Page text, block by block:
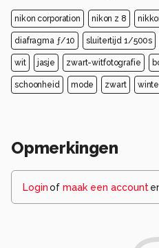
nikon corporation nikon z 8
diafragma ƒ/10 sluitertijd 1/500s
wit jasje zwart-witfotografie
schoonheid mode zwart
Opmerkingen
Loginof maak een account